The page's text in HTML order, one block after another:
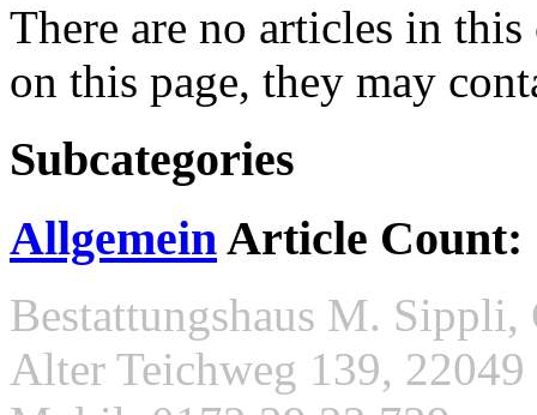
There are no articles in
on this page, they may
Subcategories
AllgemeinArticle
Bestattungshaus M.
Alter Teichweg 139,